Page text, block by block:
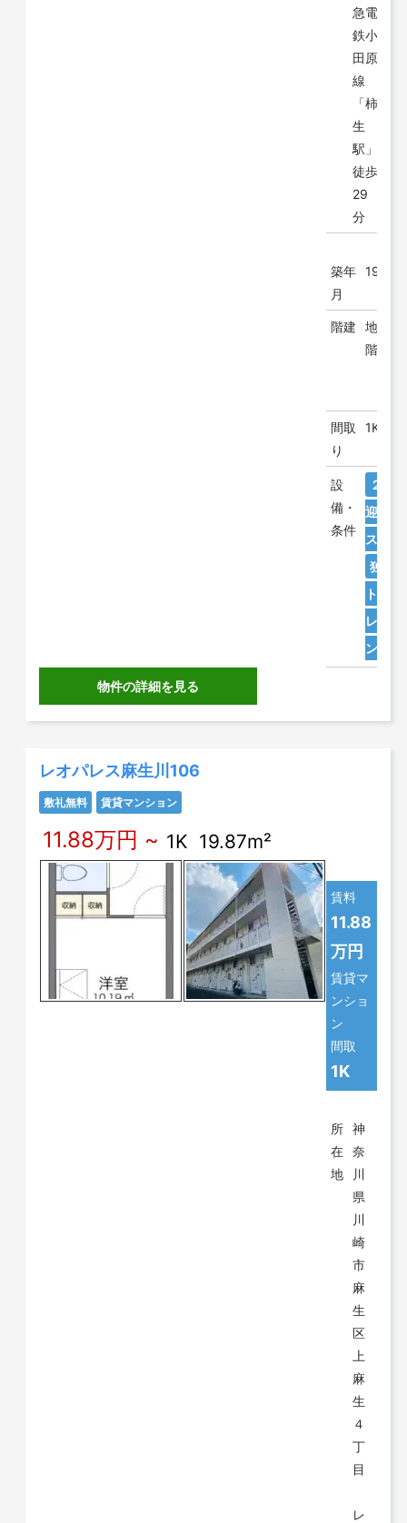
急電
鉄小
田原
線
「柿
生
駅」
徒歩
29
分
築年
月
1963/
階建
地上 4
階
間取
り
1K
設
備・
条件
２人
迎
スコン
独立
トバス
レ別
ンタ
物件の詳細を見る
レオパレス麻生川106
敷礼無料 賃貸マンション
11.88万円 ~ 1K 19.87m²
賃料
11.88
万円
賃貸マ
ンショ
ン
間取
1K
所
在
地
神
奈
川
県
川
崎
市
麻
生
区
上
麻
生
４
丁
目
レ